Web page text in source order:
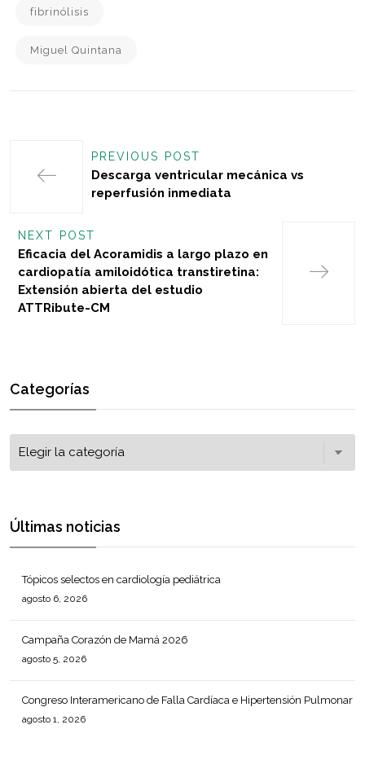
fibrinólisis
Miguel Quintana
PREVIOUS POST
Descarga ventricular mecánica vs
reperfusión inmediata
NEXT POST
Eficacia del Acoramidis a largo plazo en
cardiopatía amiloidótica transtiretina:
Extensión abierta del estudio
ATTRibute-CM
Categorías
Últimas noticias
Tópicos selectos en cardiología pediátrica
agosto 6, 2026
Campaña Corazón de Mamá 2026
agosto 5, 2026
Congreso Interamericano de Falla Cardíaca e Hipertensión Pulmonar
agosto 1, 2026